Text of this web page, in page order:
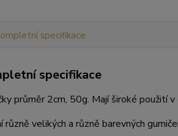
specifikace
specifikace
průměr 2cm, 50g. Mají široké použití
různě velikých a různě barevných